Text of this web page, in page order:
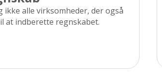
ikke alle virksomheder, der også
at indberette regnskabet.